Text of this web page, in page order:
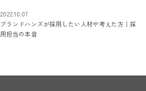
2022.10.07
ブランドハンズが採用したい人材や考えた方｜採
用担当の本音